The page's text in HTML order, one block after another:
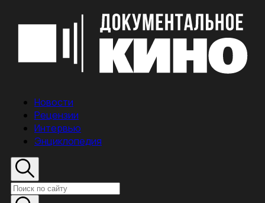
Новости
Рецензии
Интервью
Энциклопедия